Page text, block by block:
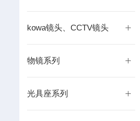
kowa镜头、CCTV镜头
物镜系列
光具座系列